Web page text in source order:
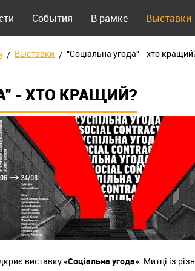
События В рамке Выставки
Выставки "Соціальна угода" - хто
- ХТО КРАЩИЙ?
виставку«Соціальна угода» . Митці із